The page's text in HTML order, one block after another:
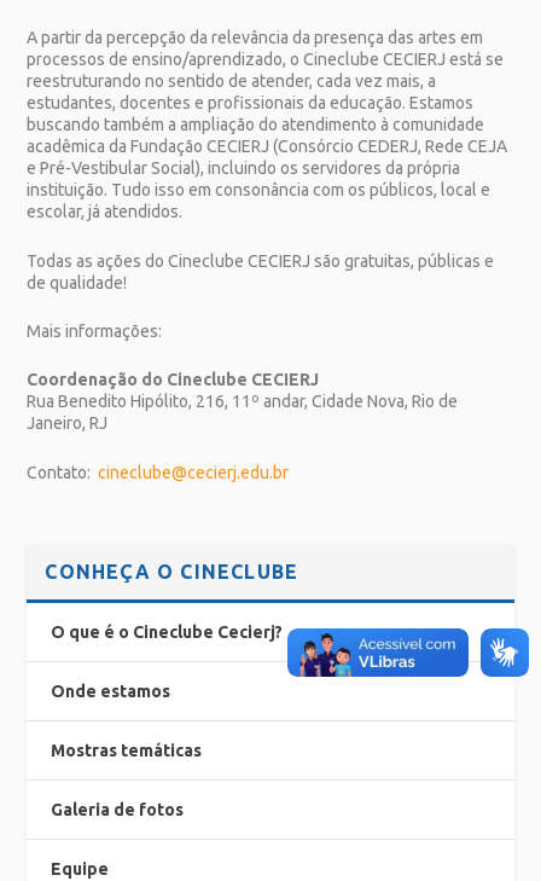
A partir da percepção da relevância da presença das artes em
processos de ensino/aprendizado, o Cineclube CECIERJ está se
reestruturando no sentido de atender, cada vez mais, a
estudantes, docentes e profissionais da educação. Estamos
buscando também a ampliação do atendimento à comunidade
acadêmica da Fundação CECIERJ (Consórcio CEDERJ, Rede CEJA
e Pré-Vestibular Social), incluindo os servidores da própria
instituição. Tudo isso em consonância com os públicos, local e
escolar, já atendidos.
Todas as ações do Cineclube CECIERJ são gratuitas, públicas e
de qualidade!
Mais informações:
Coordenação do Cineclube CECIERJ
Rua Benedito Hipólito, 216, 11º andar, Cidade Nova, Rio de
Janeiro, RJ
Contato:cineclube@cecierj.edu.br
CONHEÇA O CINECLUBE
O que é o Cineclube Cecierj?
Onde estamos
Mostras temáticas
Galeria de fotos
Equipe